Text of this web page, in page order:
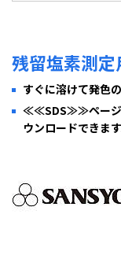
残留塩素測
すぐに溶けて発色
≪≪SDS≫≫ページ
ウンロードできます